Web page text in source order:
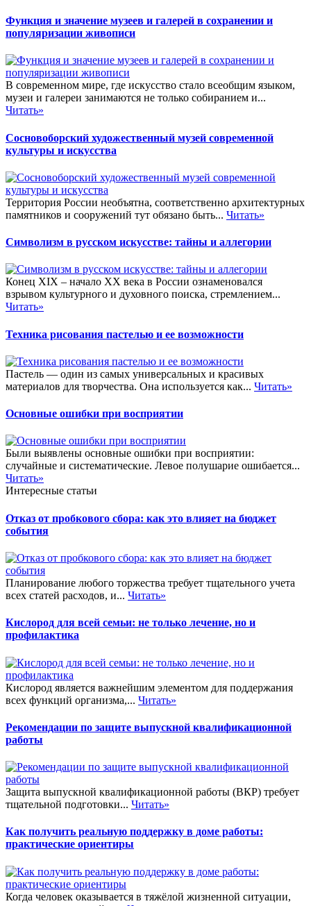
Функция и значение музеев и галерей в сохранении и
популяризации живописи
В современном мире, где искусство стало всеобщим языком,
музеи и галереи занимаются не только собиранием и...
Читать»
Сосновоборский художественный музей современной
культуры и искусства
Территория России необъятна, соответственно архитектурных
памятников и сооружений тут обязано быть... Читать»
Символизм в русском искусстве: тайны и аллегории
Конец XIX – начало XX века в России ознаменовался
взрывом культурного и духовного поиска, стремлением...
Читать»
Техника рисования пастелью и ее возможности
Пастель — один из самых универсальных и красивых
материалов для творчества. Она используется как... Читать»
Основные ошибки при восприятии
Были выявлены основные ошибки при восприятии:
случайные и систематические. Левое полушарие ошибается...
Читать»
Интересные статьи
Отказ от пробкового сбора: как это влияет на бюджет
события
Планирование любого торжества требует тщательного учета
всех статей расходов, и... Читать»
Кислород для всей семьи: не только лечение, но и
профилактика
Кислород является важнейшим элементом для поддержания
всех функций организма,... Читать»
Рекомендации по защите выпускной квалификационной
работы
Защита выпускной квалификационной работы (ВКР) требует
тщательной подготовки... Читать»
Как получить реальную поддержку в доме работы:
практические ориентиры
Когда человек оказывается в тяжёлой жизненной ситуации,